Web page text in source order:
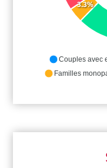
3.3%
Couples avec
Familles